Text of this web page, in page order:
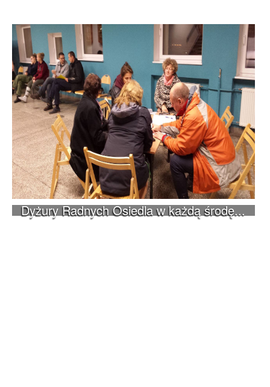
Dyżury Radnych Osiedla w każdą środę...